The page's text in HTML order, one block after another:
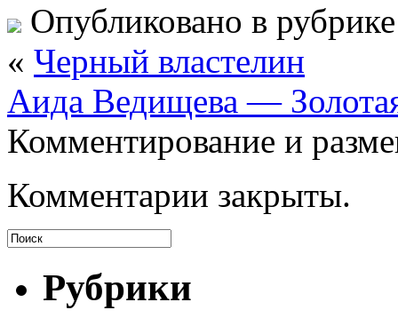
Опубликовано в
« Черный властелин
Аида Ведищева —
Комментирование и
Комментарии закрыты.
Рубрики